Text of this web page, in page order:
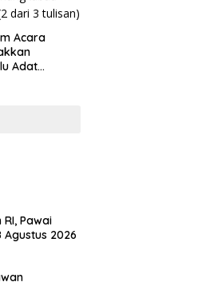
Acara
Adat
Pawai
2026